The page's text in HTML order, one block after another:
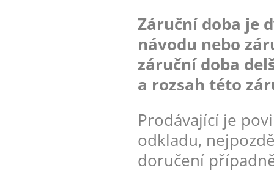
Záruční doba je
návodu nebo
záruční doba
a rozsah této
Prodávající je
odkladu,
doručení